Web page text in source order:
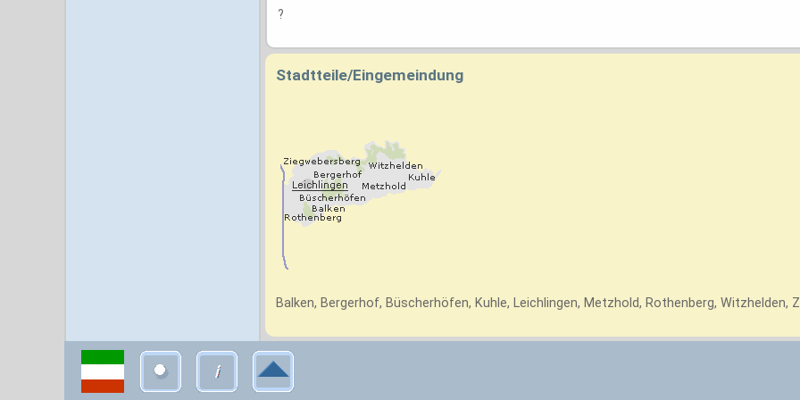
?
Stadtteile/Eingemeindung
Balken, Bergerhof, Büscherhöfen, Kuhle, Leichlingen, Metzhold, Rothenberg, Witzhelden,